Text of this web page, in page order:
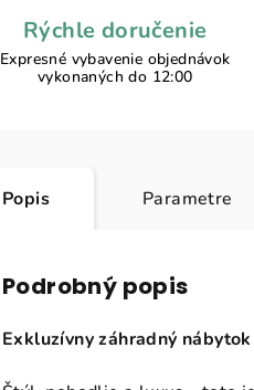
Rýchle doručenie
Expresné vybavenie objednávok
vykonaných do 12:00
Popis Parametre
Podrobný popis
Exkluzívny záhradný nábytok